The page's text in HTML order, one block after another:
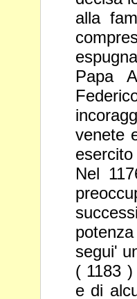
alla
Papa
venete
Nel
segui'
( 1183
e di